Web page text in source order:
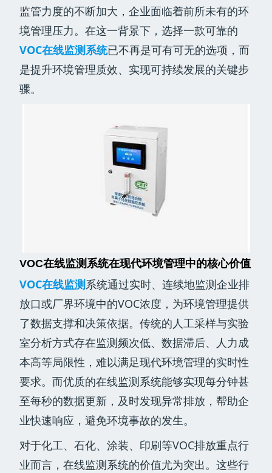
监管力度的不断加大，企业面临着前所未有的环
境管理压力。在这一背景下，选择一款可靠的
VOC在线监测系统已不再是可有可无的选项，而
是提升环境管理质效、实现可持续发展的关键步
骤。
VOC在线监测系统在现代环境管理中的核心价值
VOC在线监测系统通过实时、连续地监测企业排
放口或厂界环境中的VOC浓度，为环境管理提供
了数据支撑和决策依据。传统的人工采样与实验
室分析方式存在监测频次低、数据滞后、人力成
本高等局限性，难以满足现代环境管理的实时性
要求。而优质的在线监测系统能够实现每分钟甚
至每秒的数据更新，及时发现异常排放，帮助企
业快速响应，避免环境事故的发生。
对于化工、石化、涂装、印刷等VOC排放重点行
业而言，在线监测系统的价值尤为突出。这些行